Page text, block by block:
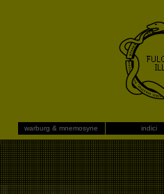
warburg & mnemosyne indici